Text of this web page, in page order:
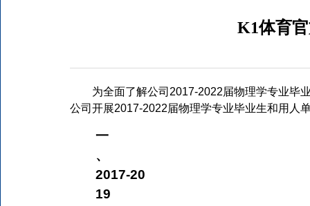
K1体育
为全面了解公司 2017-2022届物理学专业毕
公司开展2017-2022届物理学专业毕业生和用人
一
、
2017-20
19